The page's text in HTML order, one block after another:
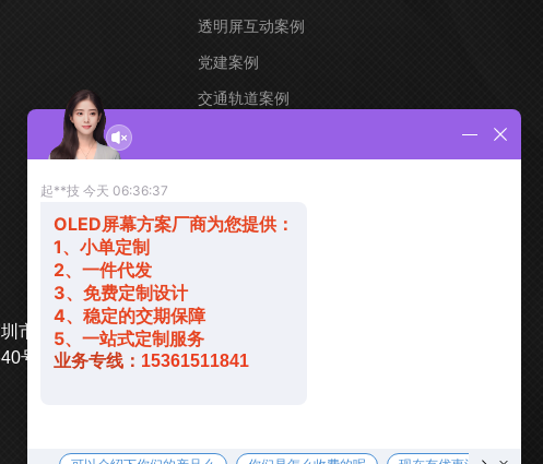
透明屏互动案例
党建案例
交通轨道案例
市 宝安区 福海街道
号 德金数据产业园-A